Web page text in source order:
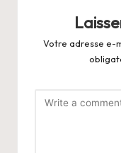
Votre adresse e-